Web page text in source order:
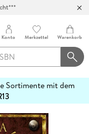
Konto Merkzettel Warenkorb
Sortimente mit dem